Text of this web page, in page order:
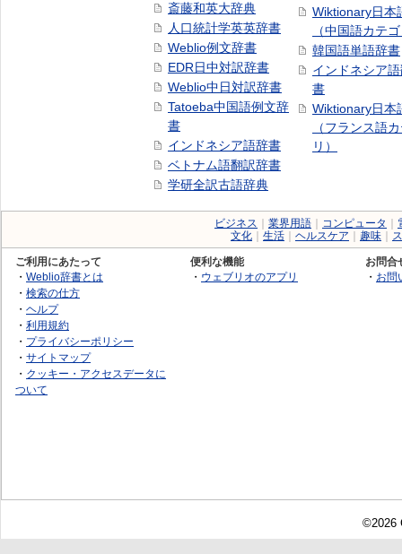
斎藤和英大辞典
人口統計学英英辞書
Weblio例文辞書
EDR日中対訳辞書
Weblio中日対訳辞書
Tatoeba中国語例文辞
書
インドネシア語辞書
ベトナム語翻訳辞書
学研全訳古語辞典
Wiktionary日本
（中国語カテ
韓国語単語辞書
インドネシア
書
Wiktionary日本
（フランス語
リ）
ビジネス 業界用語 コンピュータ
文化
生活 ヘルスケア 趣味
ご利用にあたって
・ Weblio辞書とは
・ 検索の仕方
・ ヘルプ
・ 利用規約
・ プライバシーポリシー
・ サイトマップ
・ クッキー・アクセスデータに
ついて
便利な機能
・ ウェブリオのアプリ
お問合
・ お問
©2026